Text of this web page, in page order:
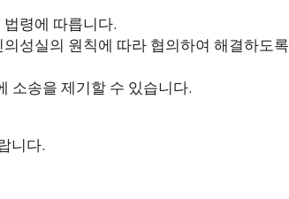
령에 따릅니다.
성실의 원칙에 따라 협의하여 해결하도록
소송을 제기할 수 있습니다.
니다.